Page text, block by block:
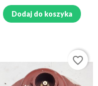
Dodaj do koszyka
favorite_border